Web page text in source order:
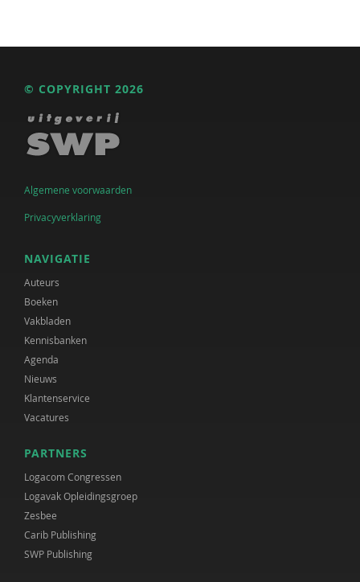
© COPYRIGHT 2026
Algemene voorwaarden
Privacyverklaring
NAVIGATIE
Auteurs
Boeken
Vakbladen
Kennisbanken
Agenda
Nieuws
Klantenservice
Vacatures
PARTNERS
Logacom Congressen
Logavak Opleidingsgroep
Zesbee
Carib Publishing
SWP Publishing